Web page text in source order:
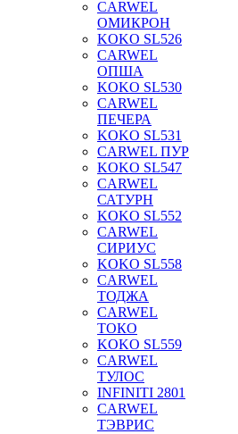
CARWEL
ОМИКРОН
KOKO SL526
CARWEL
ОПША
KOKO SL530
CARWEL
ПЕЧЕРА
KOKO SL531
CARWEL ПУР
KOKO SL547
CARWEL
САТУРН
KOKO SL552
CARWEL
СИРИУС
KOKO SL558
CARWEL
ТОДЖА
CARWEL
ТОКО
KOKO SL559
CARWEL
ТУЛОС
INFINITI 2801
CARWEL
ТЭВРИС